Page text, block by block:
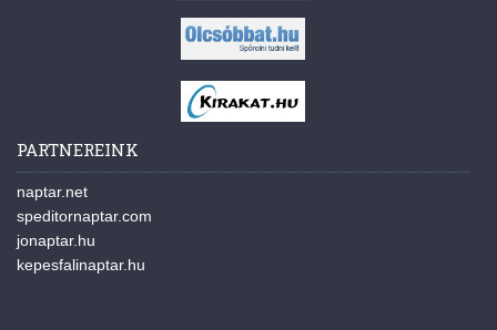
PARTNEREINK
naptar.net
speditornaptar.com
jonaptar.hu
kepesfalinaptar.hu